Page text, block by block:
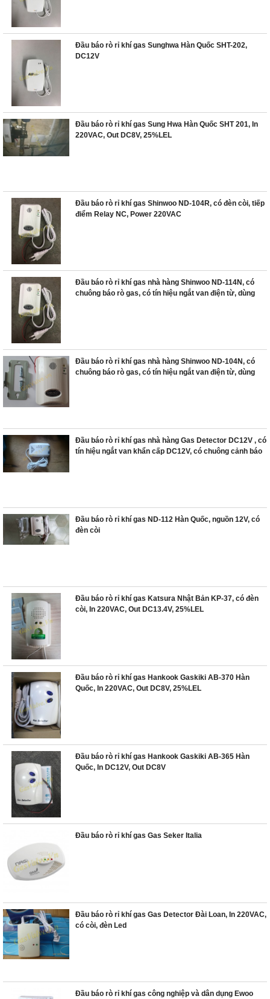
Đầu báo rò rỉ khí gas Sunghwa Hàn Quốc SHT-202,
DC12V
Đầu báo rò rỉ khí gas Sung Hwa Hàn Quốc SHT 201, In
220VAC, Out DC8V, 25%LEL
Đầu báo rò rỉ khí gas Shinwoo ND-104R, có đèn còi, tiếp
điểm Relay NC, Power 220VAC
Đầu báo rò rỉ khí gas nhà hàng Shinwoo ND-114N, có
chuông báo rò gas, có tín hiệu ngắt van điện từ, dùng
Đầu báo rò rỉ khí gas nhà hàng Shinwoo ND-104N, có
chuông báo rò gas, có tín hiệu ngắt van điện từ, dùng
Đầu báo rò rỉ khí gas nhà hàng Gas Detector DC12V , có
tín hiệu ngắt van khẩn cấp DC12V, có chuông cảnh báo
Đầu báo rò rỉ khí gas ND-112 Hàn Quốc, nguồn 12V, có
đèn còi
Đầu báo rò rỉ khí gas Katsura Nhật Bản KP-37, có đèn
còi, In 220VAC, Out DC13.4V, 25%LEL
Đầu báo rò rỉ khí gas Hankook Gaskiki AB-370 Hàn
Quốc, In 220VAC, Out DC8V, 25%LEL
Đầu báo rò rỉ khí gas Hankook Gaskiki AB-365 Hàn
Quốc, In DC12V, Out DC8V
Đầu báo rò rỉ khí gas Gas Seker Italia
Đầu báo rò rỉ khí gas Gas Detector Đài Loan, In 220VAC,
có còi, đèn Led
Đầu báo rò rỉ khí gas công nghiệp và dân dụng Ewoo